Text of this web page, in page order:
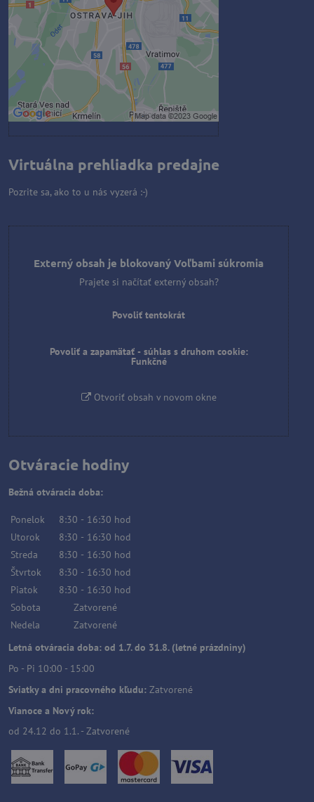
Povoliť tentokrát
Povoliť a zapamätať - súhlas s
druhom cookie: Funkčné
Otvoriť obsah v novom okne
Virtuálna prehliadka predajne
Pozrite sa, ako to u nás vyzerá :-)
Externý obsah je blokovaný Voľbami súkromia
Prajete si načítať externý obsah?
Povoliť tentokrát
Povoliť a zapamätať - súhlas s druhom cookie:
Funkčné
Otvoriť obsah v novom okne
Otváracie hodiny
Bežná otváracia doba:
Ponelok 8:30 - 16:30 hod
Utorok
8:30 - 16:30 hod
Streda
8:30 - 16:30 hod
Štvrtok
8:30 - 16:30 hod
Piatok
8:30 - 16:30 hod
Sobota
Zatvorené
Nedela
Zatvorené
Letná otváracia doba: od 1.7. do 31.8. (letné prázdniny)
Po - Pi 10:00 - 15:00
Sviatky a dni pracovného kľudu: Zatvorené
Vianoce a Nový rok:
od 24.12 do 1.1. - Zatvorené